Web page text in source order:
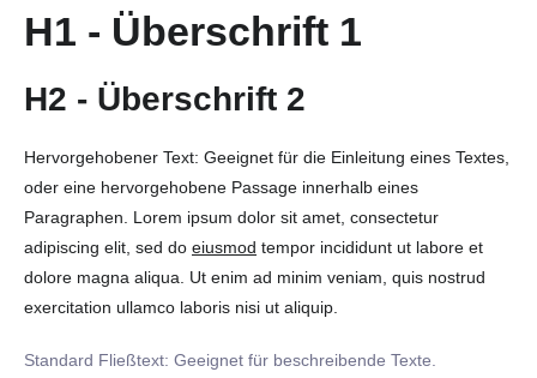
H1 - Überschrift 1
H2 - Überschrift 2
Hervorgehobener Text: Geeignet für die Einleitung eines Textes,
oder eine hervorgehobene Passage innerhalb eines
Paragraphen. Lorem ipsum dolor sit amet, consectetur
adipiscing elit, sed do eiusmod tempor incididunt ut labore et
dolore magna aliqua. Ut enim ad minim veniam, quis nostrud
exercitation ullamco laboris nisi ut aliquip.
Standard Fließtext: Geeignet für beschreibende Texte.